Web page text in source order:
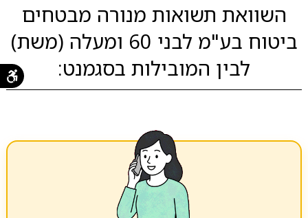
השוואת תשואות מנורה מבטחים
ביטוח בע"מ לבני 60 ומעלה (משת)
לבין המובילות בסגמנט: